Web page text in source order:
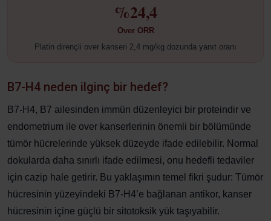
%24,4
Over ORR
Platin dirençli over kanseri 2,4 mg/kg dozunda yanıt oranı
B7-H4 neden ilginç bir hedef?
B7-H4, B7 ailesinden immün düzenleyici bir proteindir ve
endometrium ile over kanserlerinin önemli bir bölümünde
tümör hücrelerinde yüksek düzeyde ifade edilebilir. Normal
dokularda daha sınırlı ifade edilmesi, onu hedefli tedaviler
için cazip hale getirir. Bu yaklaşımın temel fikri şudur: Tümör
hücresinin yüzeyindeki B7-H4’e bağlanan antikor, kanser
hücresinin içine güçlü bir sitotoksik yük taşıyabilir.